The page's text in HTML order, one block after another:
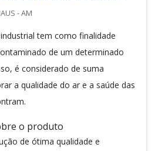
- AM
tem como finalidade
de um determinado
é considerado de suma
a qualidade do ar e a saúde das
o produto
de ótima qualidade e